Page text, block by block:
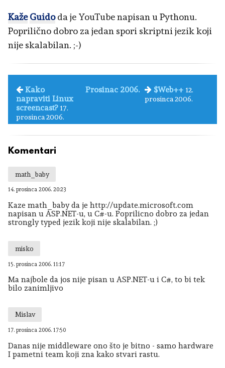
Kaže Guidoda je YouTube napisan u Pythonu.
Poprilično dobro za jedan spori skriptni jezik koji
nije skalabilan. ;-)
Kako
napraviti Linux
screencast? 17.
prosinca 2006.
Prosinac 2006. $Web++ 12.
prosinca 2006.
Komentari
math_baby
14. prosinca 2006. 20:23
Kaze math_baby da je http://update.microsoft.com
napisan u ASP.NET-u, u C#-u. Poprilicno dobro za jedan
strongly typed jezik koji nije skalabilan. ;)
misko
15. prosinca 2006. 11:17
Ma najbole da jos nije pisan u ASP.NET-u i C#, to bi tek
bilo zanimljivo
Mislav
17. prosinca 2006. 17:50
Danas nije middleware ono što je bitno - samo hardware
I pametni team koji zna kako stvari rastu.